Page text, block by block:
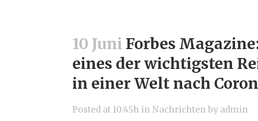
10 Juni Forbes
eines der wichtigsten
in einer Welt nach
Posted at 10:45h in Nachrichten by admin